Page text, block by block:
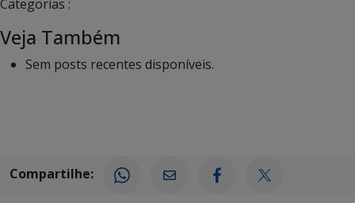
Categorias :
Veja Também
Sem posts recentes disponíveis.
Compartilhe: